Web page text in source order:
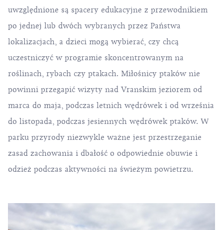
uwzględnione są spacery edukacyjne z przewodnikiem
po jednej lub dwóch wybranych przez Państwa
lokalizacjach, a dzieci mogą wybierać, czy chcą
uczestniczyć w programie skoncentrowanym na
roślinach, rybach czy ptakach. Miłośnicy ptaków nie
powinni przegapić wizyty nad Vranskim jeziorem od
marca do maja, podczas letnich wędrówek i od września
do listopada, podczas jesiennych wędrówek ptaków. W
parku przyrody niezwykle ważne jest przestrzeganie
zasad zachowania i dbałość o odpowiednie obuwie i
odzież podczas aktywności na świeżym powietrzu.